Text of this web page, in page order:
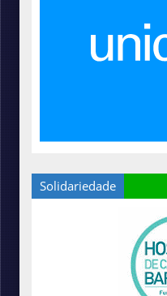
Solidariedade